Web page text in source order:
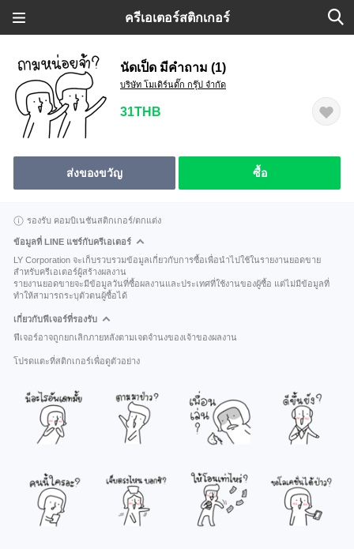
ครีเอเตอร์สติกเกอร์
นัดเป็ด มีคำถาม (1)
บริษัท โมเดิร์นดั๊ก กรุ๊ป จำกัด
31THB
ส่งของขวัญ ซื้อ
รองรับ คอมบิเนชันสติกเกอร์/ตกแต่ง
ข้อมูลที่ LINE แชร์กับครีเอเตอร์
LY Corporation จะเก็บรวบรวมข้อมูลเกี่ยวกับการซื้อเพื่อนำไปใช้ในรายงานยอดขาย
สำหรับครีเอเตอร์ผู้สร้างผลงาน
รายงานยอดขายจะมีข้อมูลวันที่ซื้อผลงานและประเทศที่ใช้งานของผู้ซื้อ แต่ไม่มีข้อมูลที่
ทำให้สามารถระบุตัวตนผู้ซื้อได้
เกี่ยวกับฟีเจอร์ที่รองรับ
ฟีเจอร์อาจถูกยกเลิกภายหลังตามเจตจำนงของเจ้าของผลงาน
โปรดแตะที่สติกเกอร์เพื่อดูตัวอย่าง